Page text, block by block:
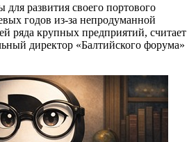
развития своего портового
годов из-за непродуманной
ряда крупных предприятий, считает
директор «Балтийского форума»